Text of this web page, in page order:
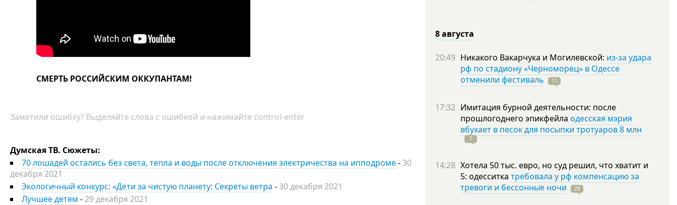
СМЕРТЬ РОССИЙСКИМ ОККУПАНТАМ!
Заметили ошибку? Выделяйте слова с ошибкой и нажимайте control-enter
Думская ТВ. Сюжеты:
70 лошадей остались без света, тепла и воды после отключения электричества на ипподроме-30
декабря 2021
Экологичный конкурс: «Дети за чистую планету: Секреты ветра -30 декабря 2021
Лучшее детям - 29 декабря 2021
8 августа
20:49 Никакого Вакарчука и Могилевской: из-за удара
рф по стадиону «Черноморец» в Одессе
отменили фестиваль
11
17:32 Имитация бурной деятельности: после
прошлогоднего эпикфейла одесская мэрия
вбухает в песок для посыпки тротуаров 8 млн
7
14:28 Хотела 50 тыс. евро, но суд решил, что хватит и
5: одесситка требовала у рф компенсацию за
тревоги и бессонные ночи
28